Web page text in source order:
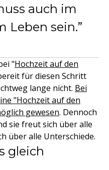
auch im
Leben sein.
"Hochzeit auf den
für diesen Schritt
lange nicht. Bei
"Hochzeit auf den
gewesen. Dennoch
sie freut sich über alle
über alle Unterschiede.
gleich